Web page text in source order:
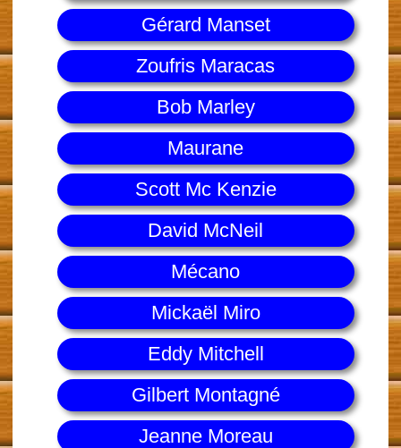
Gérard Manset
Zoufris Maracas
Bob Marley
Maurane
Scott Mc Kenzie
David McNeil
Mécano
Mickaël Miro
Eddy Mitchell
Gilbert Montagné
Jeanne Moreau